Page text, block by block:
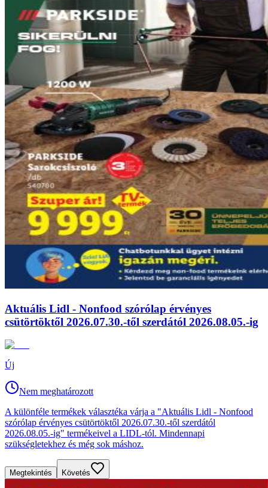
Aktuális Lidl - Nonfood szórólap érvényes
csütörtöktől 2026.07.30.-től szerdától 2026.08.05.-ig
Új
Nem meghatározott
A különféle termékek választéka várja a "Aktuális Lidl - Nonfood
szórólap érvényes csütörtöktől 2026.07.30.-től szerdától
2026.08.05.-ig" termékeivel a LIDL-tól. Mindennapi
szükségletekhez és még sok máshoz.
Megtekintés Követés